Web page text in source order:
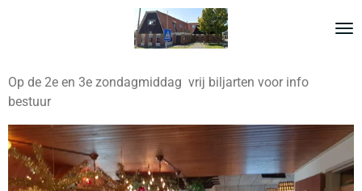
de
hoofdinhoud
Op de 2e en 3e zondagmiddag vrij biljarten voor info
bestuur